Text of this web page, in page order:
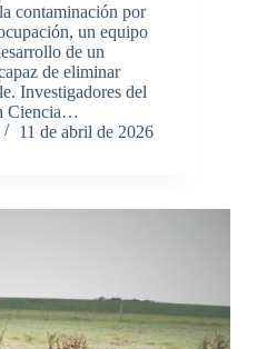
contaminación por
un equipo
de un
de eliminar
Investigadores del
Ciencia…
11 de abril de 2026